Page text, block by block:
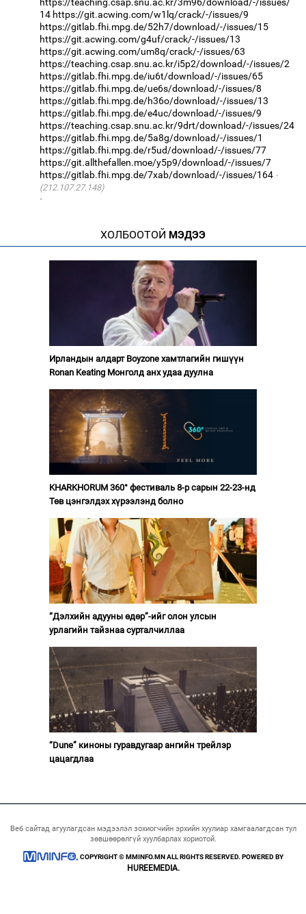
14 https://git.acwing.com/w1lq/crack/-/issues/9
https://gitlab.fhi.mpg.de/52h7/download/-/issues/15
https://git.acwing.com/g4uf/crack/-/issues/13
https://git.acwing.com/um8q/crack/-/issues/63
https://teaching.csap.snu.ac.kr/i5p2/download/-/issues/2
https://gitlab.fhi.mpg.de/iu6t/download/-/issues/65
https://gitlab.fhi.mpg.de/ue6s/download/-/issues/8
https://gitlab.fhi.mpg.de/h36o/download/-/issues/13
https://gitlab.fhi.mpg.de/e4uc/download/-/issues/9
https://teaching.csap.snu.ac.kr/9drt/download/-/issues/24
https://gitlab.fhi.mpg.de/5a8g/download/-/issues/1
https://gitlab.fhi.mpg.de/r5ud/download/-/issues/77
https://git.allthefallen.moe/y5p9/download/-/issues/7
https://gitlab.fhi.mpg.de/7xab/download/-/issues/164
(212.107.27.148)
·
ХОЛБООТОЙ МЭДЭЭ
Ирландын алдарт Boyzone хамтлагийн гишүүн
Ronan Keating Монголд анх удаа дуулна
KHARKHORUM 360° фестиваль 8-р сарын 22-23-нд
Төв цэнгэлдэх хүрээлэнд болно
“Дэлхийн адууны өдөр”-ийг олон улсын
урлагийн тайзнаа сурталчиллаа
“Dune” киноны гуравдугаар ангийн трейлэр
цацагдлаа
Веб сайтад агуулагдсан мэдээлэл зохиогчийн эрхийн хуулиар хамгаалагдсан тул
зөвшөөрөлгүй хуулбарлах хориотой.
COPYRIGHT © MMINFO.MN ALL RIGHTS RESERVED. POWERED BY
HUREEMEDIA.